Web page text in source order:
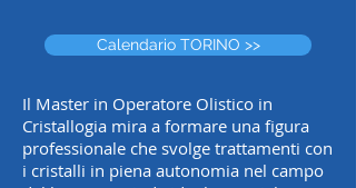
Calendario TORINO >>
Il Master in Operatore Olistico in
Cristallogia mira a formare una figura
professionale che svolge trattamenti con
i cristalli in piena autonomia nel campo